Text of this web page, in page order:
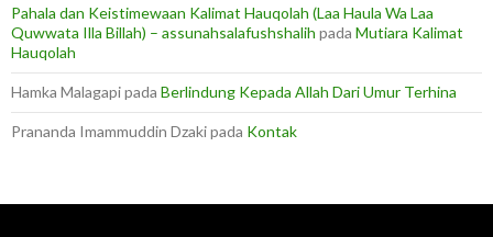
Pahala dan Keistimewaan Kalimat Hauqolah (Laa Haula Wa Laa
Quwwata Illa Billah) – assunahsalafushshalih pada Mutiara Kalimat
Hauqolah
Hamka Malagapipada Berlindung Kepada Allah Dari Umur Terhina
Prananda Imammuddin Dzakipada Kontak